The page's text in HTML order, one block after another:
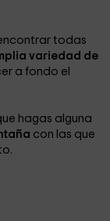
todas
variedad de
a fondo el
hagas alguna
con las que